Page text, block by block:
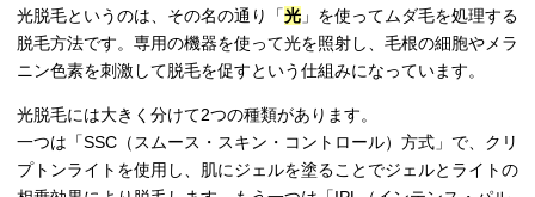
光脱毛というのは、その名の通り「光 」を使ってムダ毛を処理する
脱毛方法です。専用の機器を使って光を照射し、毛根の細胞やメラ
ニン色素を刺激して脱毛を促すという仕組みになっています。
光脱毛には大きく分けて2つの種類があります。
一つは「SSC （スムース・スキン・コントロール）方式」で、クリ
プトンライトを使用し、肌にジェルを塗ることでジェルとライトの